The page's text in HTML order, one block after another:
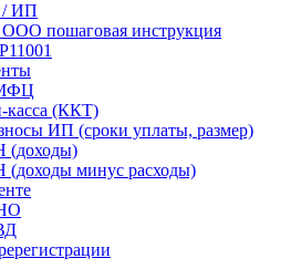
/ ИП
ООО пошаговая инструкция
касса (ККТ)
ИП (сроки уплаты, размер)
(доходы)
минус расходы)